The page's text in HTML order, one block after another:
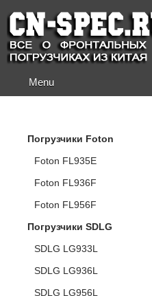
Menu
Погрузчики Foton
Foton FL935E
Foton FL936F
Foton FL956F
Погрузчики SDLG
SDLG LG933L
SDLG LG936L
SDLG LG956L